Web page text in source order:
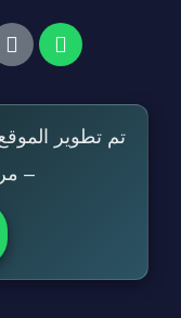
تم تطوير
–